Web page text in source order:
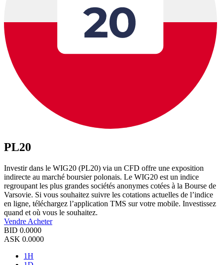
PL20
Investir dans le WIG20 (PL20) via un CFD offre une exposition
indirecte au marché boursier polonais. Le WIG20 est un indice
regroupant les plus grandes sociétés anonymes cotées à la Bourse de
Varsovie. Si vous souhaitez suivre les cotations actuelles de l’indice
en ligne, téléchargez l’application TMS sur votre mobile. Investissez
quand et où vous le souhaitez.
Vendre Acheter
BID 0.0000
ASK 0.0000
1H